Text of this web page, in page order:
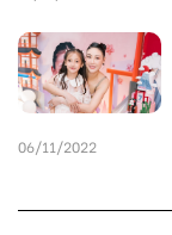
06/11/2022